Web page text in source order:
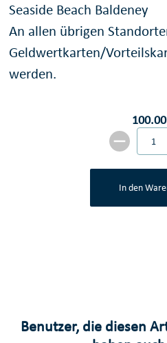
Seaside Beach Baldeney
An allen übrigen
Geldwertkarten/
werden.
In den
Benutzer, die diesen